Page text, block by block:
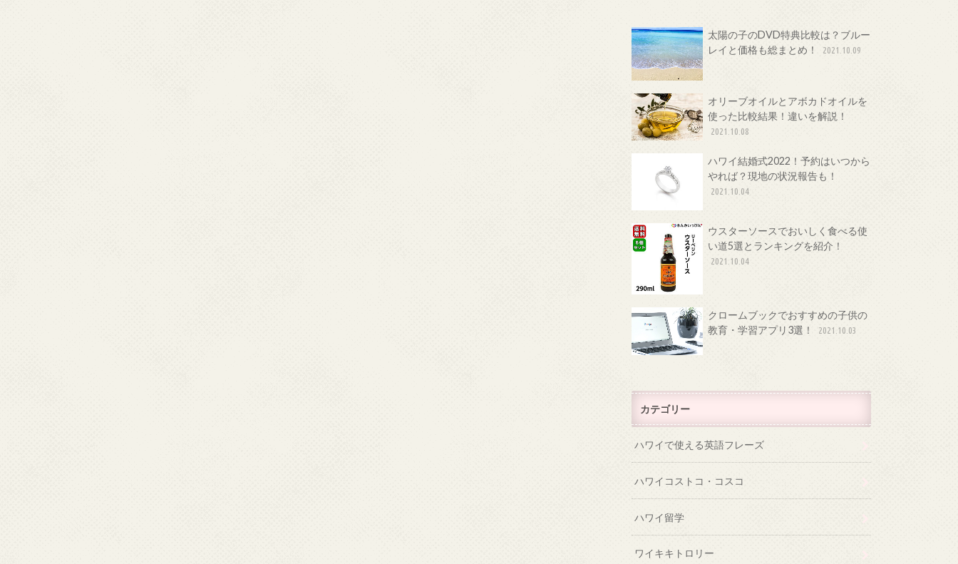
太陽の子のDVD特典比較は？ブルー
レイと価格も総まとめ！
2021.10.09
オリーブオイルとアボカドオイルを
使った比較結果！違いを解説！
2021.10.08
ハワイ結婚式2022！予約はいつから
やれば？現地の状況報告も！
2021.10.04
ウスターソースでおいしく食べる使
い道5選とランキングを紹介！
2021.10.04
クロームブックでおすすめの子供の
教育・学習アプリ3選！
2021.10.03
カテゴリー
ハワイで使える英語フレーズ
ハワイコストコ・コスコ
ハワイ留学
ワイキキトロリー